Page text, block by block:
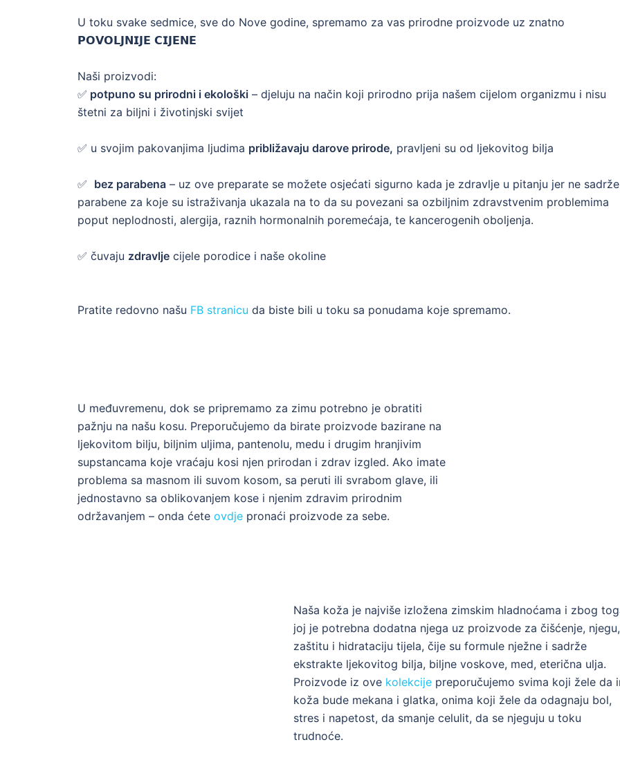
U toku svake sedmice, sve do Nove godine, spremamo za vas prirodne proizvode uz znatno
𝗣𝗢𝗩𝗢𝗟𝗝𝗡𝗜𝗝𝗘 𝗖𝗜𝗝𝗘𝗡𝗘
Naši proizvodi:
✅ potpuno su prirodni i ekološki – djeluju na način koji prirodno prija našem cijelom organizmu i nisu
štetni za biljni i životinjski svijet
✅ u svojim pakovanjima ljudima približavaju darove prirode, pravljeni su od ljekovitog bilja
✅ bez parabena – uz ove preparate se možete osjećati sigurno kada je zdravlje u pitanju jer ne sadrže
parabene za koje su istraživanja ukazala na to da su povezani sa ozbiljnim zdravstvenim problemima
poput neplodnosti, alergija, raznih hormonalnih poremećaja, te kancerogenih oboljenja.
✅ čuvaju zdravlje cijele porodice i naše okoline
Pratite redovno našu FB stranicu da biste bili u toku sa ponudama koje spremamo.
U međuvremenu, dok se pripremamo za zimu potrebno je obratiti
pažnju na našu kosu. Preporučujemo da birate proizvode bazirane na
ljekovitom bilju, biljnim uljima, pantenolu, medu i drugim hranjivim
supstancama koje vraćaju kosi njen prirodan i zdrav izgled. Ako imate
problema sa masnom ili suvom kosom, sa peruti ili svrabom glave, ili
jednostavno sa oblikovanjem kose i njenim zdravim prirodnim
održavanjem – onda ćete ovdje pronaći proizvode za sebe.
Naša koža je najviše izložena zimskim hladnoćama i zbog
joj je potrebna dodatna njega uz proizvode za čišćenje, njegu,
zaštitu i hidrataciju tijela, čije su formule nježne i sadrže
ekstrakte ljekovitog bilja, biljne voskove, med, eterična ulja.
Proizvode iz ove kolekcije preporučujemo svima koji žele da
koža bude mekana i glatka, onima koji žele da odagnaju bol,
stres i napetost, da smanje celulit, da se njeguju u toku
trudnoće.